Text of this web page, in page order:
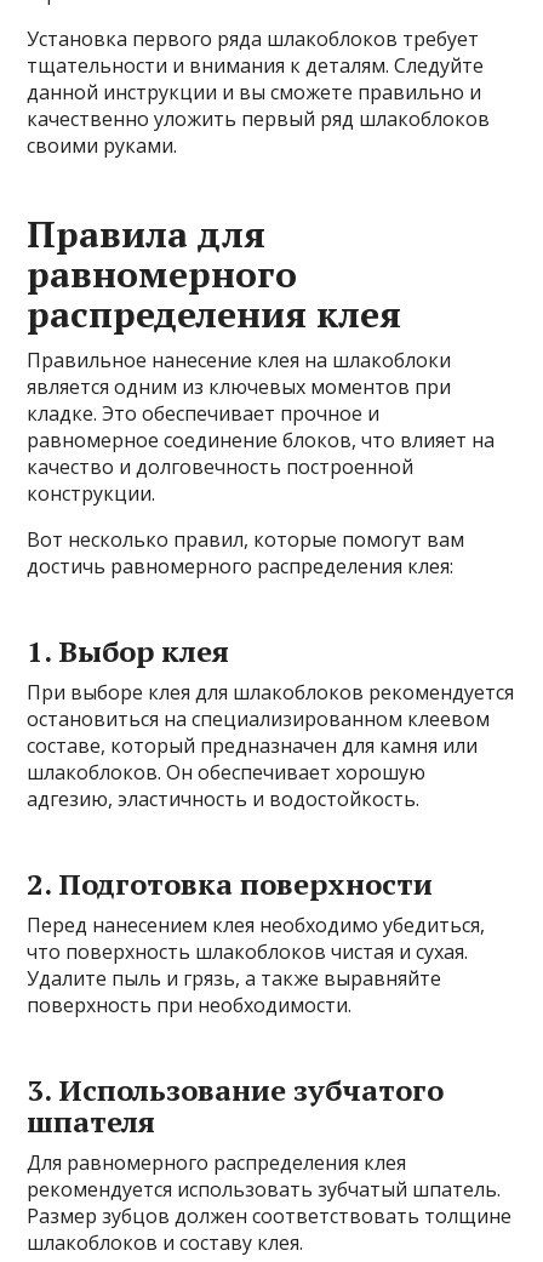
Установка первого ряда шлакоблоков требует
тщательности и внимания к деталям. Следуйте
данной инструкции и вы сможете правильно и
качественно уложить первый ряд шлакоблоков
своими руками.
Правила для
равномерного
распределения клея
Правильное нанесение клея на шлакоблоки
является одним из ключевых моментов при
кладке. Это обеспечивает прочное и
равномерное соединение блоков, что влияет на
качество и долговечность построенной
конструкции.
Вот несколько правил, которые помогут вам
достичь равномерного распределения клея:
1. Выбор клея
При выборе клея для шлакоблоков рекомендуется
остановиться на специализированном клеевом
составе, который предназначен для камня или
шлакоблоков. Он обеспечивает хорошую
адгезию, эластичность и водостойкость.
2. Подготовка поверхности
Перед нанесением клея необходимо убедиться,
что поверхность шлакоблоков чистая и сухая.
Удалите пыль и грязь, а также выравняйте
поверхность при необходимости.
3. Использование зубчатого
шпателя
Для равномерного распределения клея
рекомендуется использовать зубчатый шпатель.
Размер зубцов должен соответствовать толщине
шлакоблоков и составу клея.